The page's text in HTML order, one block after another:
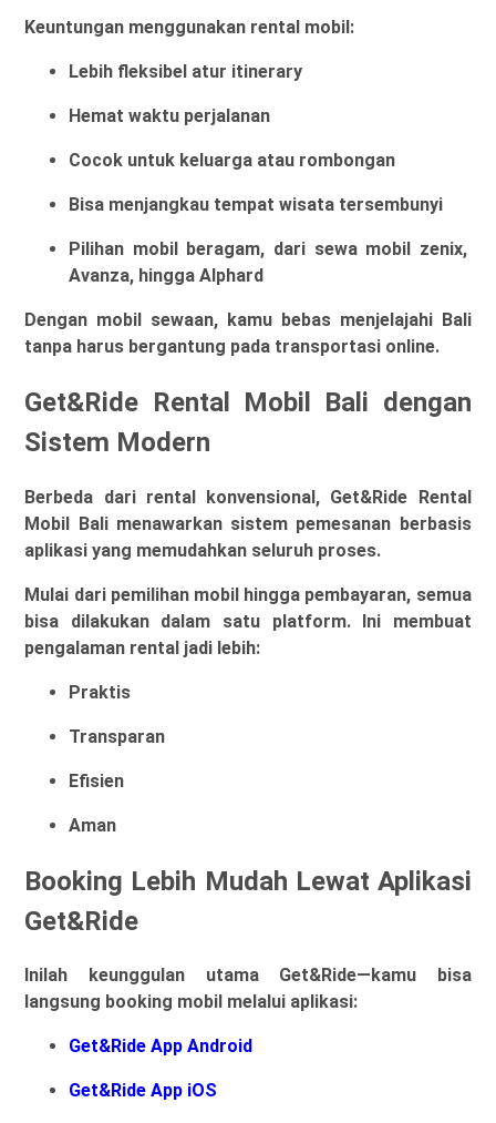
Keuntungan menggunakan rental mobil:
Lebih fleksibel atur itinerary
Hemat waktu perjalanan
Cocok untuk keluarga atau rombongan
Bisa menjangkau tempat wisata tersembunyi
Pilihan mobil beragam, dari sewa mobil zenix,
Avanza, hingga Alphard
Dengan mobil sewaan, kamu bebas menjelajahi Bali
tanpa harus bergantung pada transportasi online.
Get&Ride Rental Mobil Bali dengan
Sistem Modern
Berbeda dari rental konvensional, Get&Ride Rental
Mobil Bali menawarkan sistem pemesanan berbasis
aplikasi yang memudahkan seluruh proses.
Mulai dari pemilihan mobil hingga pembayaran, semua
bisa dilakukan dalam satu platform. Ini membuat
pengalaman rental jadi lebih:
Praktis
Transparan
Efisien
Aman
Booking Lebih Mudah Lewat Aplikasi
Get&Ride
Inilah keunggulan utama Get&Ride—kamu bisa
langsung booking mobil melalui aplikasi:
Get&Ride App Android
Get&Ride App iOS